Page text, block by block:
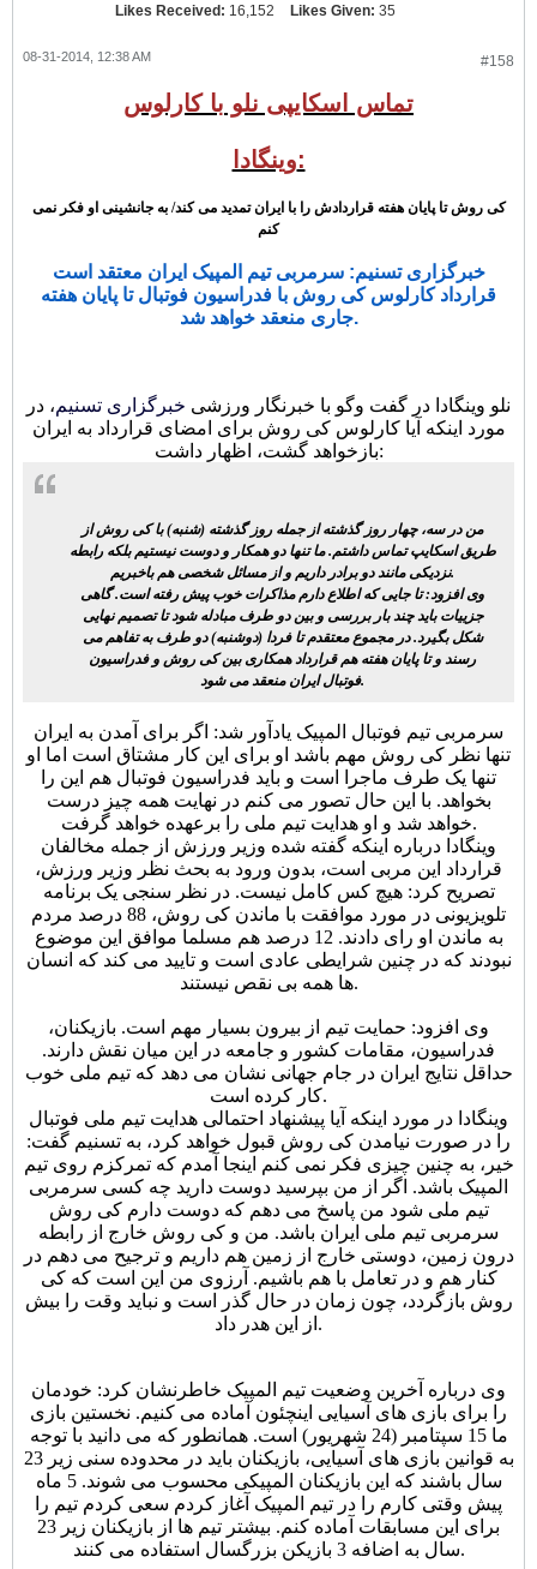
Likes Received: 16,152 Likes Given: 35
#158
08-31-2014, 12:38 AM
تماس اسکایپی نلو با کارلوس
وینگادا:
کی روش تا پایان هفته قراردادش را با ایران تمدید می کند/ به جانشینی او فکر نمی
کنم
خبرگزاری تسنیم: سرمربی تیم المپیک ایران معتقد است
قرارداد کارلوس کی روش با فدراسیون فوتبال تا پایان هفته
جاری منعقد خواهد شد.
نلو وینگادا در گفت وگو با خبرنگار ورزشی خبرگزاری تسنیم، در
مورد اینکه آیا کارلوس کی روش برای امضای قرارداد به ایران
بازخواهد گشت، اظهار داشت:
من در سه، چهار روز گذشته از جمله روز گذشته (شنبه) با کی روش از
طریق اسکایپ تماس داشتم. ما تنها دو همکار و دوست نیستیم بلکه رابطه
نزدیکی مانند دو برادر داریم و از مسائل شخصی هم باخبریم.
وی افزود: تا جایی که اطلاع دارم مذاکرات خوب پیش رفته است. گاهی
جزییات باید چند بار بررسی و بین دو طرف مبادله شود تا تصمیم نهایی
شکل بگیرد. در مجموع معتقدم تا فردا (دوشنبه) دو طرف به تفاهم می
رسند و تا پایان هفته هم قرارداد همکاری بین کی روش و فدراسیون
فوتبال ایران منعقد می شود.
سرمربی تیم فوتبال المپیک یادآور شد: اگر برای آمدن به ایران
تنها نظر کی روش مهم باشد او برای این کار مشتاق است اما او
تنها یک طرف ماجرا است و باید فدراسیون فوتبال هم این را
بخواهد. با این حال تصور می کنم در نهایت همه چیز درست
خواهد شد و او هدایت تیم ملی را برعهده خواهد گرفت.
وینگادا درباره اینکه گفته شده وزیر ورزش از جمله مخالفان
قرارداد این مربی است، بدون ورود به بحث نظر وزیر ورزش،
تصریح کرد: هیچ کس کامل نیست. در نظر سنجی یک برنامه
تلویزیونی در مورد موافقت با ماندن کی روش، 88 درصد مردم
به ماندن او رای دادند. 12 درصد هم مسلما موافق این موضوع
نبودند که در چنین شرایطی عادی است و تایید می کند که انسان
ها همه بی نقص نیستند.
وی افزود: حمایت تیم از بیرون بسیار مهم است. بازیکنان،
فدراسیون، مقامات کشور و جامعه در این میان نقش دارند.
حداقل نتایج ایران در جام جهانی نشان می دهد که تیم ملی خوب
کار کرده است.
وینگادا در مورد اینکه آیا پیشنهاد احتمالی هدایت تیم ملی فوتبال
را در صورت نیامدن کی روش قبول خواهد کرد، به تسنیم گفت:
خیر، به چنین چیزی فکر نمی کنم اینجا آمدم که تمرکزم روی تیم
المپیک باشد. اگر از من بپرسید دوست دارید چه کسی سرمربی
تیم ملی شود من پاسخ می دهم که دوست دارم کی روش
سرمربی تیم ملی ایران باشد. من و کی روش خارج از رابطه
درون زمین، دوستی خارج از زمین هم داریم و ترجیح می دهم در
کنار هم و در تعامل با هم باشیم. آرزوی من این است که کی
روش بازگردد، چون زمان در حال گذر است و نباید وقت را بیش
از این هدر داد.
وی درباره آخرین وضعیت تیم المپیک خاطرنشان کرد: خودمان
را برای بازی های آسیایی اینچئون آماده می کنیم. نخستین بازی
ما 15 سپتامبر (24 شهریور) است. همانطور که می دانید با توجه
به قوانین بازی های آسیایی، بازیکنان باید در محدوده سنی زیر 23
سال باشند که این بازیکنان المپیکی محسوب می شوند. 5 ماه
پیش وقتی کارم را در تیم المپیک آغاز کردم سعی کردم تیم را
برای این مسابقات آماده کنم. بیشتر تیم ها از بازیکنان زیر 23
سال به اضافه 3 بازیکن بزرگسال استفاده می کنند.